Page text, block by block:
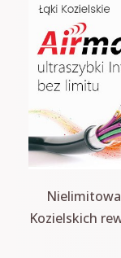
Kozielskich